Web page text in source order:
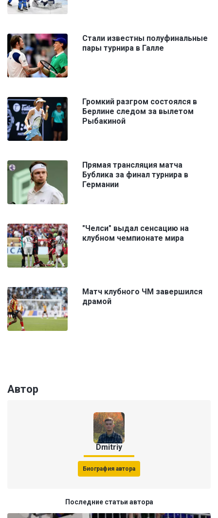
Стали известны полуфинальные
пары турнира в Галле
Громкий разгром состоялся в
Берлине следом за вылетом
Рыбакиной
Прямая трансляция матча
Бублика за финал турнира в
Германии
"Челси" выдал сенсацию на
клубном чемпионате мира
Матч клубного ЧМ завершился
драмой
Автор
Dmitriy
Биография автора
Последние статьи автора